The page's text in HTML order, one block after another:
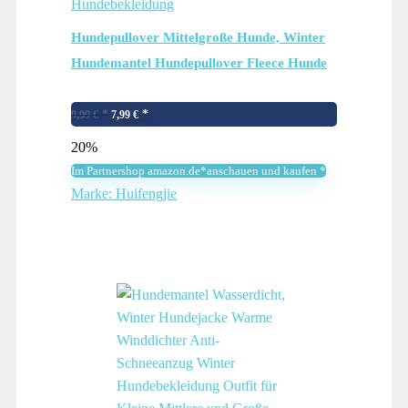
Hundebekleidung
Hundepullover Mittelgroße Hunde, Winter
Hundemantel Hundepullover Fleece Hunde
Hundekleidung Wintermantel Hund
Kleidung, Innen und…
9,99 €
Ursprünglicher
9,99 €
7,99 €
Aktueller
7,99 €.
20%
Im Partnershop amazon.de*anschauen und kaufen *
Marke: Huifengjie